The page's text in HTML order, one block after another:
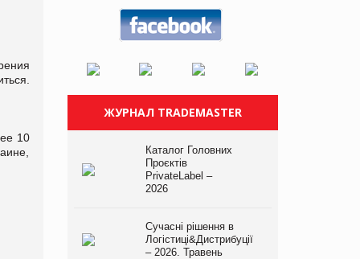
10
ЖУРНАЛ TRADEMASTER
Каталог Головних
Проєктів
PrivateLabel –
2026
Сучасні рішення в
Логістиці&Дистрибуції
– 2026. Травень